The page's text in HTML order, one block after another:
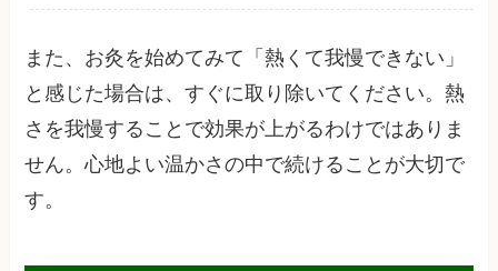
また、お灸を始めてみて「熱くて我慢できない」
と感じた場合は、すぐに取り除いてください。熱
さを我慢することで効果が上がるわけではありま
せん。心地よい温かさの中で続けることが大切で
す。